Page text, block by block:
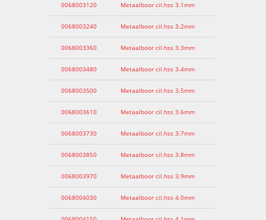
0068003120 Metaalboor cil.hss 3.1mm
0068003240 Metaalboor cil.hss 3.2mm
0068003360 Metaalboor cil.hss 3.3mm
0068003480 Metaalboor cil.hss 3.4mm
0068003500 Metaalboor cil.hss 3.5mm
0068003610 Metaalboor cil.hss 3.6mm
0068003730 Metaalboor cil.hss 3.7mm
0068003850 Metaalboor cil.hss 3.8mm
0068003970 Metaalboor cil.hss 3.9mm
0068004030 Metaalboor cil.hss 4.0mm